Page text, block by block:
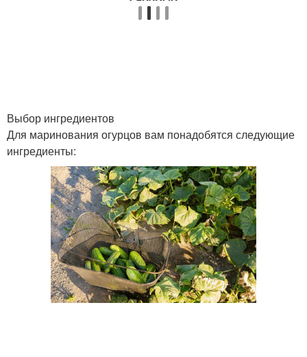
Выбор ингредиентов
Для маринования огурцов вам понадобятся следующие
ингредиенты: